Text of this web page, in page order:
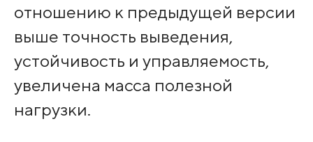
отношению к предыдущей версии
выше точность выведения,
устойчивость и управляемость,
увеличена масса полезной
нагрузки.